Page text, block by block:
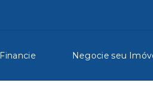
Financie Negocie seu